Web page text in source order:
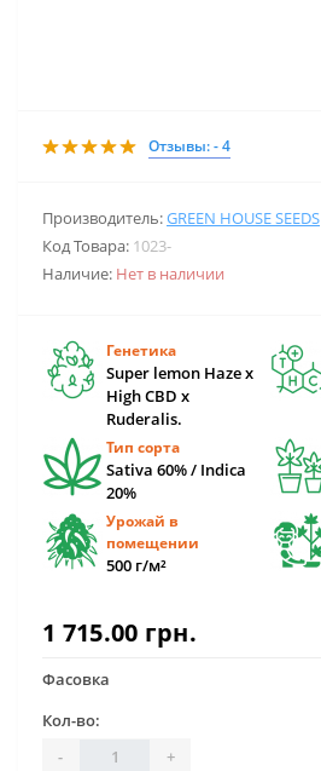
Отзывы: - 4
Производитель:GREEN HOUSE SEEDS
Код Товара: 1023-
Наличие: Нет в наличии
Генетика
Super lemon Haze x
High CBD x
Ruderalis.
Тип сорта
Sativa 60% / Indica
20%
Урожай в
помещении
500 г/м²
1 715.00 грн.
Фасовка
Кол-во:
-
+